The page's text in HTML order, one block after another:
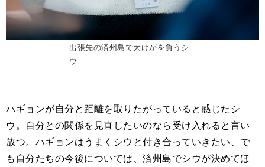
出張先の済州島で大けがを負うシ
ウ
ハギョンが自分と距離を取りたがっていると感じたシ
ウ。自分との関係を見直したいのなら受け入れると言い
放つ。ハギョンはうまくシウと付き合っていきたい、で
も自分たちの今後については、済州島でシウが決めてほ